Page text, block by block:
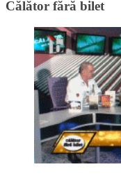
Călător fără bilet